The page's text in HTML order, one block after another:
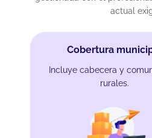
actual
Cobertura
Incluye cabecera y
rurales.